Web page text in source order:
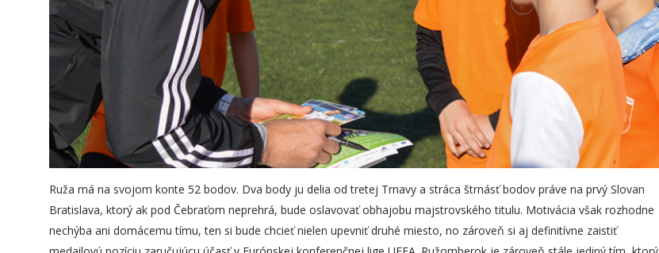
Ruža má na svojom konte 52 bodov. Dva body ju delia od tretej Trnavy a stráca štrnásť bodov práve na prvý Slovan
Bratislava, ktorý ak pod Čebraťom neprehrá, bude oslavovať obhajobu majstrovského titulu. Motivácia však rozhodne
nechýba ani domácemu tímu, ten si bude chcieť nielen upevniť druhé miesto, no zároveň si aj definitívne zaistiť